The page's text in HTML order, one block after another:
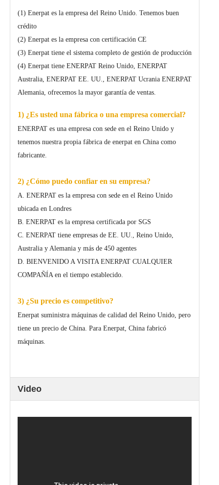
(1) Enerpat es la empresa del Reino Unido. Tenemos buen
crédito
(2) Enerpat es la empresa con certificación CE
(3) Enerpat tiene el sistema completo de gestión de producción
(4) Enerpat tiene ENERPAT Reino Unido, ENERPAT
Australia, ENERPAT EE. UU., ENERPAT Ucrania ENERPAT
Alemania, ofrecemos la mayor garantía de ventas.
1) ¿Es usted una fábrica o una empresa comercial?
ENERPAT es una empresa con sede en el Reino Unido y
tenemos nuestra propia fábrica de enerpat en China como
fabricante.
2) ¿Cómo puedo confiar en su empresa?
A. ENERPAT es la empresa con sede en el Reino Unido
ubicada en Londres
B. ENERPAT es la empresa certificada por SGS
C. ENERPAT tiene empresas de EE. UU., Reino Unido,
Australia y Alemania y más de 450 agentes
D. BIENVENIDO A VISITA ENERPAT CUALQUIER
COMPAÑÍA en el tiempo establecido.
3) ¿Su precio es competitivo?
Enerpat suministra máquinas de calidad del Reino Unido, pero
tiene un precio de China. Para Enerpat, China fabricó
máquinas.
Video